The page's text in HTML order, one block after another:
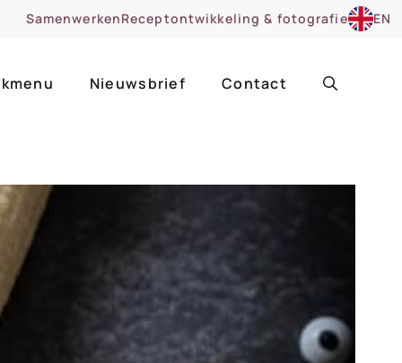
SamenwerkenReceptontwikkeling & fotografie EN
Nieuwsbrief Contact